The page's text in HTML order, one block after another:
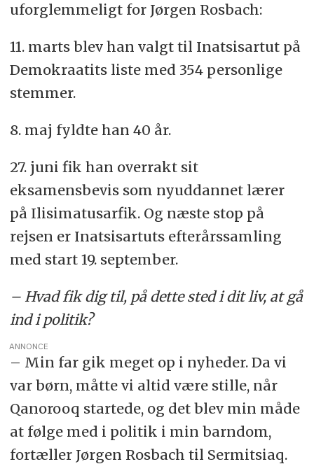
uforglemmeligt for Jørgen Rosbach:
11. marts blev han valgt til Inatsisartut på
Demokraatits liste med 354 personlige
stemmer.
8. maj fyldte han 40 år.
27. juni fik han overrakt sit
eksamensbevis som nyuddannet lærer
på Ilisimatusarfik. Og næste stop på
rejsen er Inatsisartuts efterårssamling
med start 19. september.
– Hvad fik dig til, på dette sted i dit liv, at gå
ind i politik?
ANNONCE
– Min far gik meget op i nyheder. Da vi
var børn, måtte vi altid være stille, når
Qanorooq startede, og det blev min måde
at følge med i politik i min barndom,
fortæller Jørgen Rosbach til Sermitsiaq.